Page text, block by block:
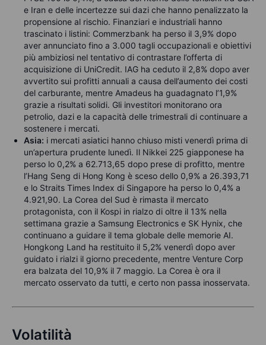
e Iran e delle incertezze sui dazi che hanno penalizzato la
propensione al rischio. Finanziari e industriali hanno
trascinato i listini: Commerzbank ha perso il 3,9% dopo
aver annunciato fino a 3.000 tagli occupazionali e obiettivi
più ambiziosi nel tentativo di contrastare l’offerta di
acquisizione di UniCredit. IAG ha ceduto il 2,8% dopo aver
avvertito sui profitti annuali a causa dell’aumento dei costi
del carburante, mentre Amadeus ha guadagnato l’1,9%
grazie a risultati solidi. Gli investitori monitorano ora
petrolio, dazi e la capacità delle trimestrali di continuare a
sostenere i mercati.
Asia: i mercati asiatici hanno chiuso misti venerdì prima di
un’apertura prudente lunedì. Il Nikkei 225 giapponese ha
perso lo 0,2% a 62.713,65 dopo prese di profitto, mentre
l’Hang Seng di Hong Kong è sceso dello 0,9% a 26.393,71
e lo Straits Times Index di Singapore ha perso lo 0,4% a
4.921,90. La Corea del Sud è rimasta il mercato
protagonista, con il Kospi in rialzo di oltre il 13% nella
settimana grazie a Samsung Electronics e SK Hynix, che
continuano a guidare il tema globale delle memorie AI.
Hongkong Land ha restituito il 5,2% venerdì dopo aver
guidato i rialzi il giorno precedente, mentre Venture Corp
era balzata del 10,9% il 7 maggio. La Corea è ora il
mercato osservato da tutti, e certo non passa inosservata.
Volatilità